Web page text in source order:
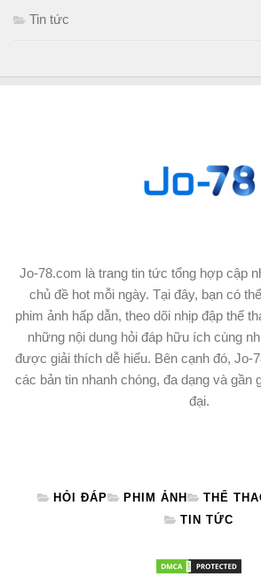
Tin tức
Jo-78.com là trang tin tức tổng hợp cập
chủ đề hot mỗi ngày. Tại đây, bạn có
phim ảnh hấp dẫn, theo dõi nhịp đập thể
những nội dung hỏi đáp hữu ích cùng
được giải thích dễ hiểu. Bên cạnh đó, Jo-
các bản tin nhanh chóng, đa dạng và gần
đại.
HỎI ĐÁP PHIM ẢNH THỂ
TIN TỨC